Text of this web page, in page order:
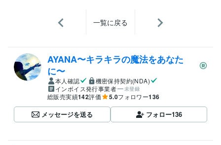
一覧に戻る
AYANA〜キラキラの魔法をあなた
に〜
本人確認
機密保持契約(NDA)
インボイス発行事業者
未登録
総販売実績142評価 5.0フォロワー136
メッセージを送る フォロー136